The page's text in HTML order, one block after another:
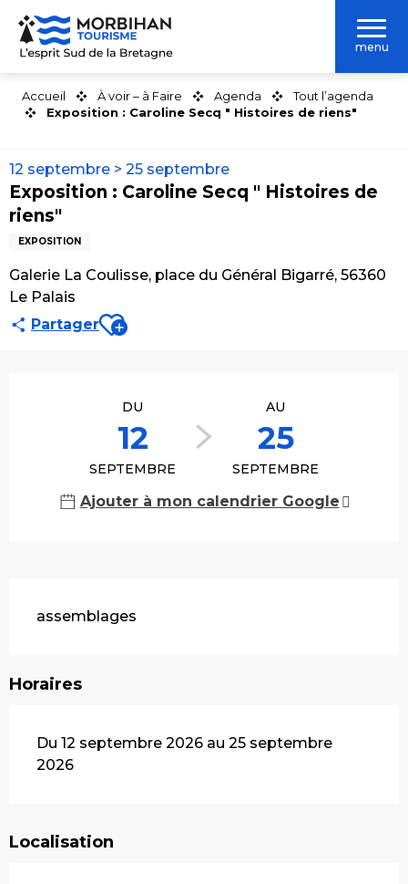
Aller
contenu
menu
Accueil À voir – à Faire Agenda
Tout l’agenda
Exposition : Caroline Secq " Histoires de riens"
12 septembre > 25 septembre
Exposition : Caroline Secq " Histoires de
riens"
EXPOSITION
Galerie La Coulisse, place du Général Bigarré, 56360
Le Palais
PartagerAjouter aux favoris
DU
12
SEPTEMBRE
AU
25
SEPTEMBRE
Ajouter à mon calendrier Google
assemblages
Horaires
Du 12 septembre 2026 au 25 septembre
2026
Localisation